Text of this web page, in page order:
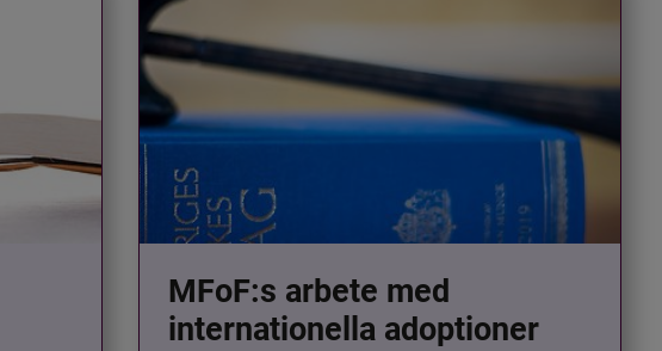
MFoF:s arbete med
internationella adoptioner